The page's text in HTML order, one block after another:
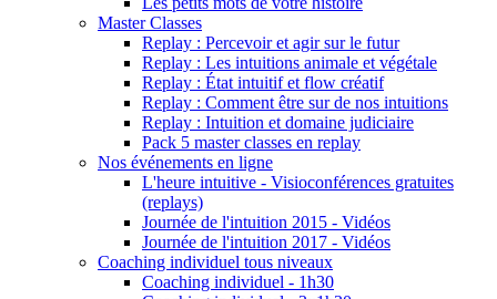
Master Classes
Replay : Percevoir et agir sur le futur
Replay : Les intuitions animale et végétale
Replay : État intuitif et flow créatif
Replay : Comment être sur de nos intuitions
Replay : Intuition et domaine judiciaire
Pack 5 master classes en replay
Nos événements en ligne
L'heure intuitive - Visioconférences gratuites
(replays)
Journée de l'intuition 2015 - Vidéos
Journée de l'intuition 2017 - Vidéos
Coaching individuel tous niveaux
Coaching individuel - 1h30